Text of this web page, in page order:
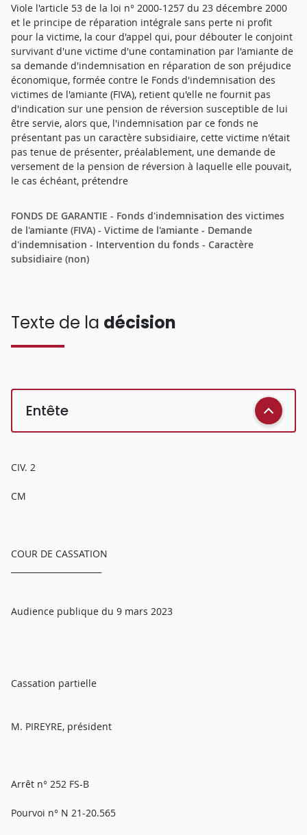
Viole l'article 53 de la loi n° 2000-1257 du 23 décembre 2000
et le principe de réparation intégrale sans perte ni profit
pour la victime, la cour d'appel qui, pour débouter le conjoint
survivant d'une victime d'une contamination par l'amiante de
sa demande d'indemnisation en réparation de son préjudice
économique, formée contre le Fonds d'indemnisation des
victimes de l'amiante (FIVA), retient qu'elle ne fournit pas
d'indication sur une pension de réversion susceptible de lui
être servie, alors que, l'indemnisation par ce fonds ne
présentant pas un caractère subsidiaire, cette victime n'était
pas tenue de présenter, préalablement, une demande de
versement de la pension de réversion à laquelle elle pouvait,
le cas échéant, prétendre
FONDS DE GARANTIE - Fonds d'indemnisation des victimes
de l'amiante (FIVA) - Victime de l'amiante - Demande
d'indemnisation - Intervention du fonds - Caractère
subsidiaire (non)
Texte de la décision
Entête
CIV. 2
CM
COUR DE CASSATION
Audience publique du 9 mars 2023
Cassation partielle
M. PIREYRE, président
Arrêt n° 252 FS-B
Pourvoi n° N 21-20.565